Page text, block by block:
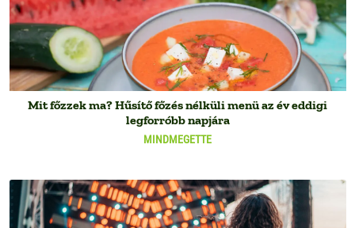
MINDMEGETTE
Mit főzzek ma? Hűsítő főzés nélküli menü az év eddigi
legforróbb napjára